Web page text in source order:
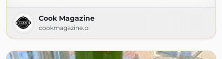
Cook Magazine
cookmagazine.pl